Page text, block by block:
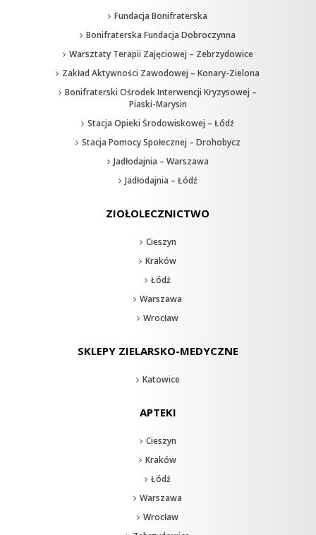
Fundacja Bonifraterska
Bonifraterska Fundacja Dobroczynna
Warsztaty Terapii Zajęciowej – Zebrzydowice
Zakład Aktywności Zawodowej – Konary-Zielona
Bonifraterski Ośrodek Interwencji Kryzysowej –
Piaski-Marysin
Stacja Opieki Środowiskowej – Łódź
Stacja Pomocy Społecznej – Drohobycz
Jadłodajnia – Warszawa
Jadłodajnia – Łódź
ZIOŁOLECZNICTWO
Cieszyn
Kraków
Łódź
Warszawa
Wrocław
SKLEPY ZIELARSKO-MEDYCZNE
Katowice
APTEKI
Cieszyn
Kraków
Łódź
Warszawa
Wrocław